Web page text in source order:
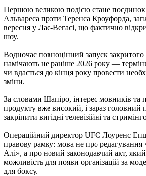
Першою великою подією стане поєдинок
Альвареса проти Теренса Кроуфорда,
вересня у Лас-Вегасі, що фактично
шоу.
Водночас повноцінний запуск
намічають не раніше 2026 року —
чи вдасться до кінця року провести
зміни.
За словами Шапіро, інтерес мовників та
продукту вже високий, і зараз головний
закріпити вигідні телевізійні та
Операційний директор UFC Лоуренс
правову рамку: мова не про редагування
Алі», а про новий законодавчий акт,
можливість для появи організацій за
для боксу.